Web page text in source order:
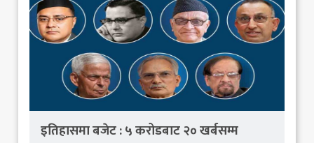
इतिहासमा बजेट : ५ करोडबाट २० खर्बसम्म